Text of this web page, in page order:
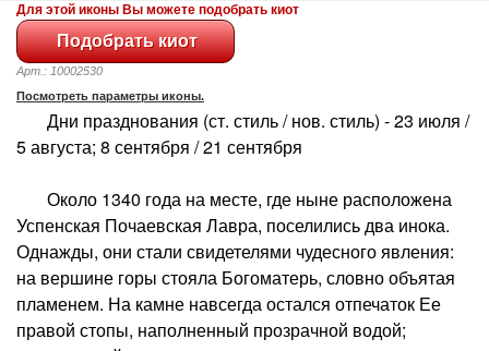
Для этой иконы Вы можете подобрать киот
Арт.: 10002530
Посмотреть параметры иконы.
Дни празднования (ст. стиль / нов. стиль) - 23 июля /
5 августа; 8 сентября / 21 сентября
Около 1340 года на месте, где ныне расположена
Успенская Почаевская Лавра, поселились два инока.
Однажды, они стали свидетелями чудесного явления:
на вершине горы стояла Богоматерь, словно объятая
пламенем. На камне навсегда остался отпечаток Ее
правой стопы, наполненный прозрачной водой;